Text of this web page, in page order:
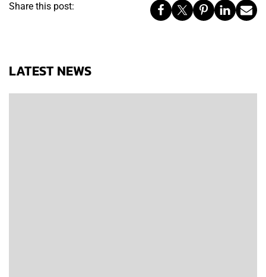
Share this post:
LATEST NEWS